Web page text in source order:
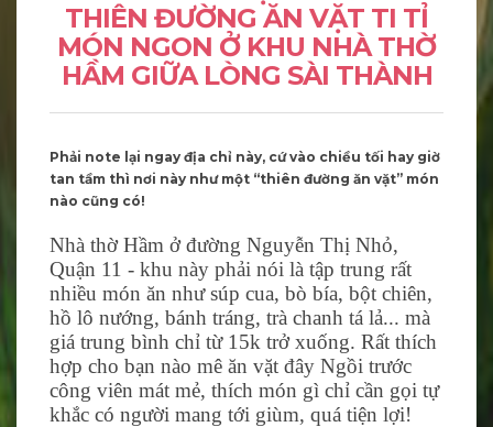
THIÊN ĐƯỜNG ĂN VẶT TI TỈ
MÓN NGON Ở KHU NHÀ THỜ
HẦM GIỮA LÒNG SÀI THÀNH
Phải note lại ngay địa chỉ này, cứ vào chiều tối hay giờ
tan tầm thì nơi này như một “thiên đường ăn vặt” món
nào cũng có!
Nhà thờ Hầm ở đường Nguyễn Thị Nhỏ,
Quận 11 - khu này phải nói là tập trung rất
nhiều món ăn như súp cua, bò bía, bột chiên,
hồ lô nướng, bánh tráng, trà chanh tá lả... mà
giá trung bình chỉ từ 15k trở xuống. Rất thích
hợp cho bạn nào mê ăn vặt đây Ngồi trước
công viên mát mẻ, thích món gì chỉ cần gọi tự
khắc có người mang tới giùm, quá tiện lợi!